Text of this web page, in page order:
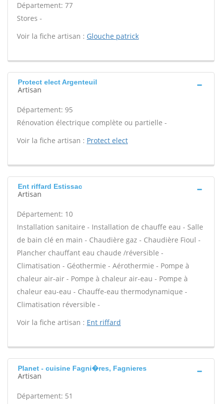
Département: 77
Stores -
Voir la fiche artisan : Glouche patrick
Protect elect Argenteuil
Artisan
Département: 95
Rénovation électrique complète ou partielle -
Voir la fiche artisan : Protect elect
Ent riffard Estissac
Artisan
Département: 10
Installation sanitaire - Installation de chauffe eau - Salle
de bain clé en main - Chaudière gaz - Chaudière Fioul -
Plancher chauffant eau chaude /réversible -
Climatisation - Géothermie - Aérothermie - Pompe à
chaleur air-air - Pompe à chaleur air-eau - Pompe à
chaleur eau-eau - Chauffe-eau thermodynamique -
Climatisation réversible -
Voir la fiche artisan : Ent riffard
Planet - cuisine Fagni�res, Fagnieres
Artisan
Département: 51